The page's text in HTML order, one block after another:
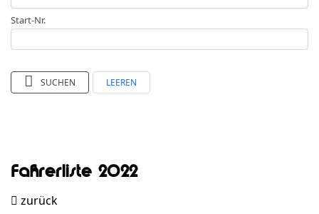
Start-Nr.
SUCHEN LEEREN
Fahrerliste 2022
zurück